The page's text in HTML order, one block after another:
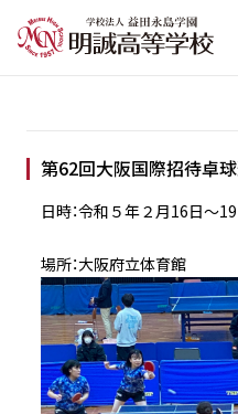
第62回大阪国際招待卓
日時：令和５年２月16日〜
場所：大阪府立体育館